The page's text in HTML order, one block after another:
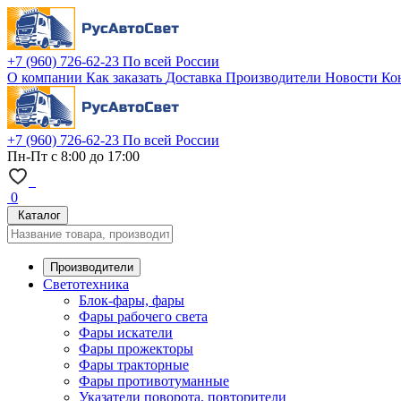
+7 (960) 726-62-23 По всей России
О компании Как заказать Доставка Производители Новости
+7 (960) 726-62-23 По всей России
Пн-Пт с 8:00 до 17:00
0
Каталог
Производители
Светотехника
Блок-фары, фары
Фары рабочего света
Фары искатели
Фары прожекторы
Фары тракторные
Фары противотуманные
Указатели поворота, повторители